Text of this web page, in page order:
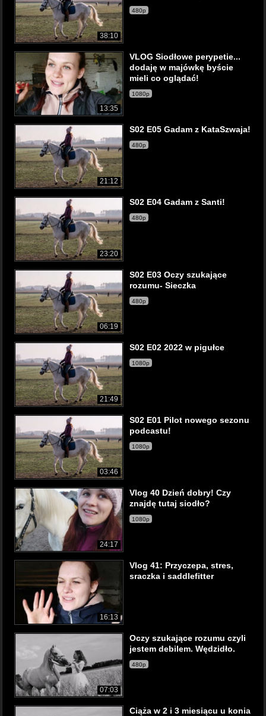
38:10
480p
13:35
VLOG Siodłowe perypetie...
dodaję w majówkę byście
mieli co oglądać!
1080p
21:12
S02 E05 Gadam z KataSzwaja!
480p
23:20
S02 E04 Gadam z Santi!
480p
06:19
S02 E03 Oczy szukające
rozumu- Sieczka
480p
21:49
S02 E02 2022 w pigułce
1080p
03:46
S02 E01 Pilot nowego sezonu
podcastu!
1080p
24:17
Vlog 40 Dzień dobry! Czy
znajdę tutaj siodło?
1080p
16:13
Vlog 41: Przyczepa, stres,
sraczka i saddlefitter
07:03
Oczy szukające rozumu czyli
jestem debilem. Wędzidło.
480p
Ciąża w 2 i 3 miesiącu u konia